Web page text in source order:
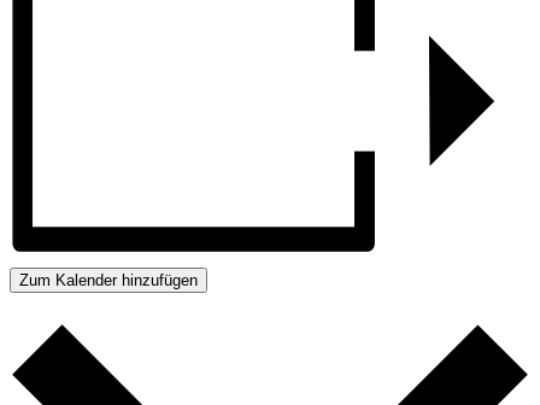
Zum Kalender hinzufügen